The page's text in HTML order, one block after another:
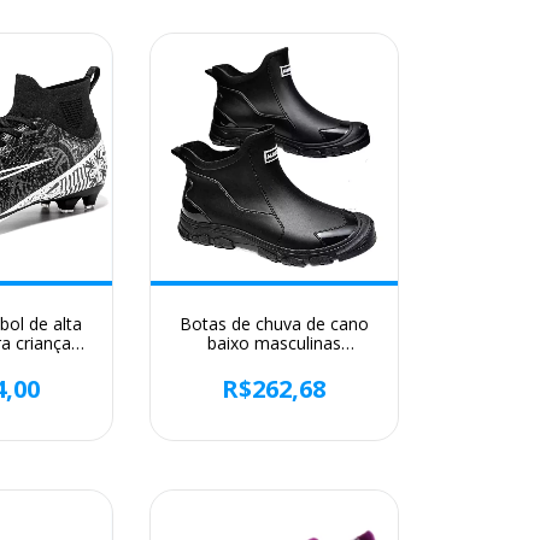
de alta
crianças
de
de futebol
Botas de chuva de cano
baixo masculinas
de cozinha, sapatos de
borracha para pesca,
R$262,68